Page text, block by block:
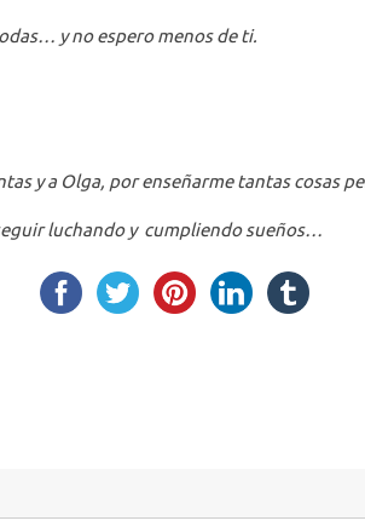
y no espero menos de ti.
y a Olga, por enseñarme tantas cosas
luchando y cumpliendo sueños…